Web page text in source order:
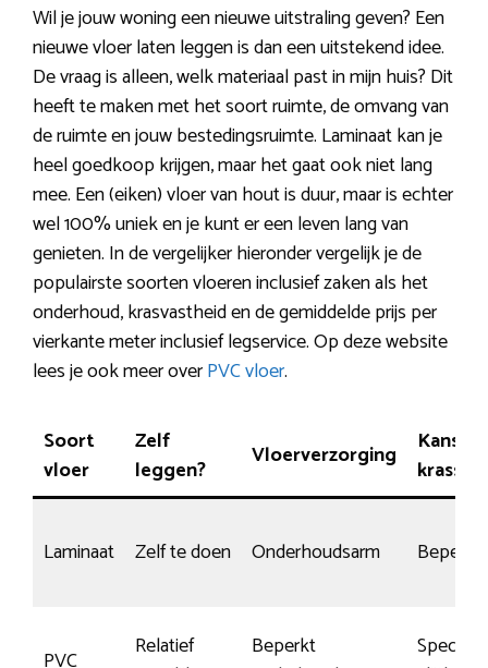
Wil je jouw woning een nieuwe uitstraling geven? Een
nieuwe vloer laten leggen is dan een uitstekend idee.
De vraag is alleen, welk materiaal past in mijn huis? Dit
heeft te maken met het soort ruimte, de omvang van
de ruimte en jouw bestedingsruimte. Laminaat kan je
heel goedkoop krijgen, maar het gaat ook niet lang
mee. Een (eiken) vloer van hout is duur, maar is echter
wel 100% uniek en je kunt er een leven lang van
genieten. In de vergelijker hieronder vergelijk je de
populairste soorten vloeren inclusief zaken als het
onderhoud, krasvastheid en de gemiddelde prijs per
vierkante meter inclusief legservice. Op deze website
lees je ook meer overPVC vloer.
Soort
vloer
Zelf
leggen?
Vloerverzorging
Kans op
krassen
Laminaat Zelf te doen Onderhoudsarm Beperkt
PVC
Relatief
Beperkt
Speciale